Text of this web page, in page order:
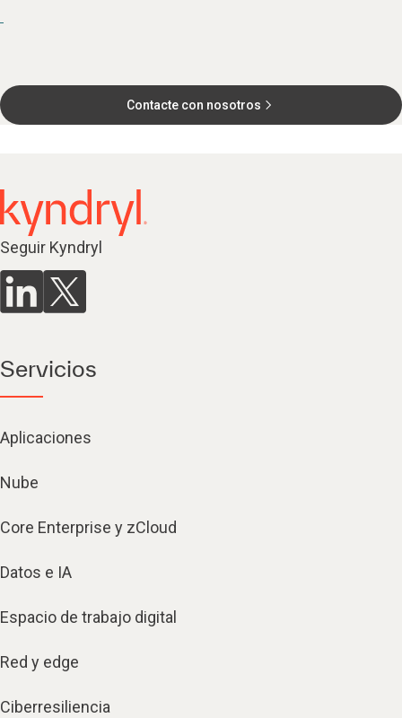
Contacte con nosotros
Seguir Kyndryl
Servicios
Aplicaciones
Nube
Core Enterprise y zCloud
Datos e IA
Espacio de trabajo digital
Red y edge
Ciberresiliencia